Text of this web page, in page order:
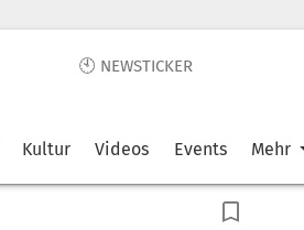
🕙 NEWSTICKER
Kultur Videos Events Mehr